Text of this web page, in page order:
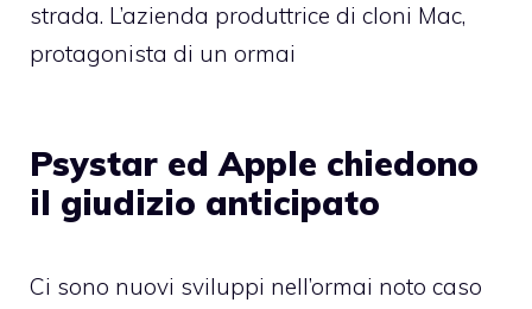
strada. L’azienda produttrice di cloni Mac,
protagonista di un ormai
Psystar ed Apple chiedono
il giudizio anticipato
Ci sono nuovi sviluppi nell’ormai noto caso